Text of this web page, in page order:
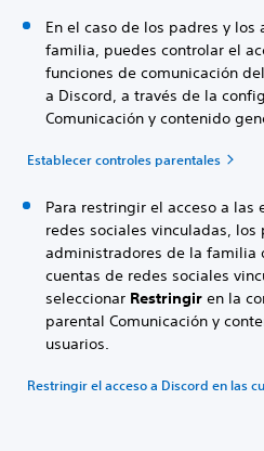
En el caso de los padres y
familia, puedes controlar el
funciones de comunicación
a Discord, a través de la
Comunicación y contenido
Establecer controles parentales
Para restringir el acceso a las
redes sociales vinculadas, los
administradores de la familia
cuentas de redes sociales
seleccionar Restringir en la
parental Comunicación y
usuarios.
Restringir el acceso a Discord en las